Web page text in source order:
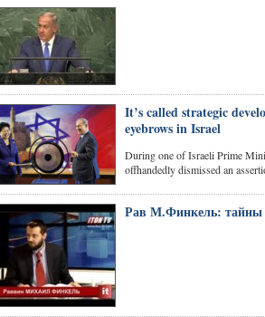
It’s called strategic
eyebrows in Israel
During one of Israeli Prime
offhandedly dismissed an
Рав М.Финкель: тайны